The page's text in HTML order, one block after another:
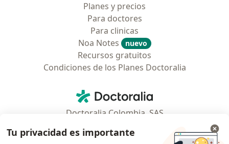
Planes y precios
Para doctores
Para clinicas
Noa Notes
nuevo
Recursos gratuitos
Condiciones de los Planes Doctoralia
Doctoralia - Página de inicio
Doctoralia Colombia, SAS
Municipio: Bogotá D.C., Colombia
Tu privacidad es importante